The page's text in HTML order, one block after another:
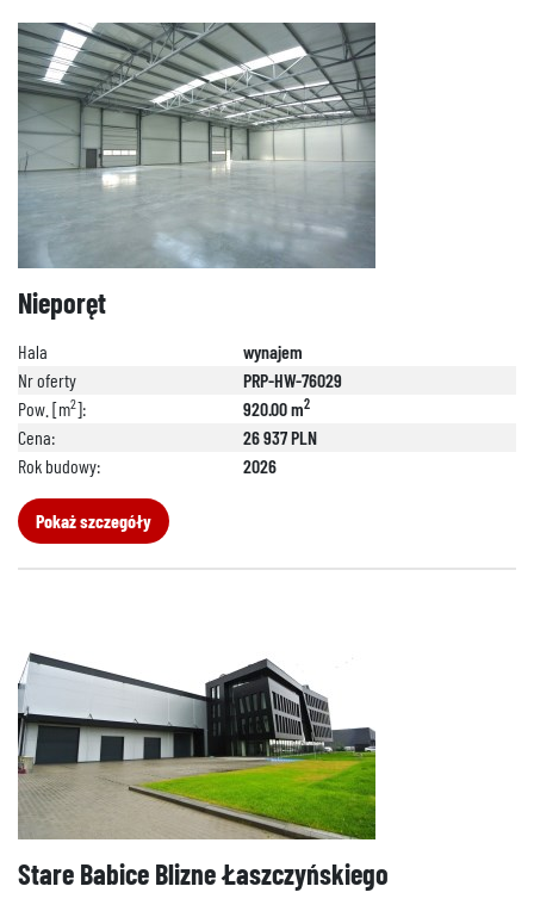
Nieporęt
Hala
wynajem
Nr oferty
PRP-HW-76029
Pow. [m2]: 920.00 m2
Cena:
26 937 PLN
Rok budowy:
2026
Pokaż szczegóły
Stare Babice Blizne Łaszczyńskiego